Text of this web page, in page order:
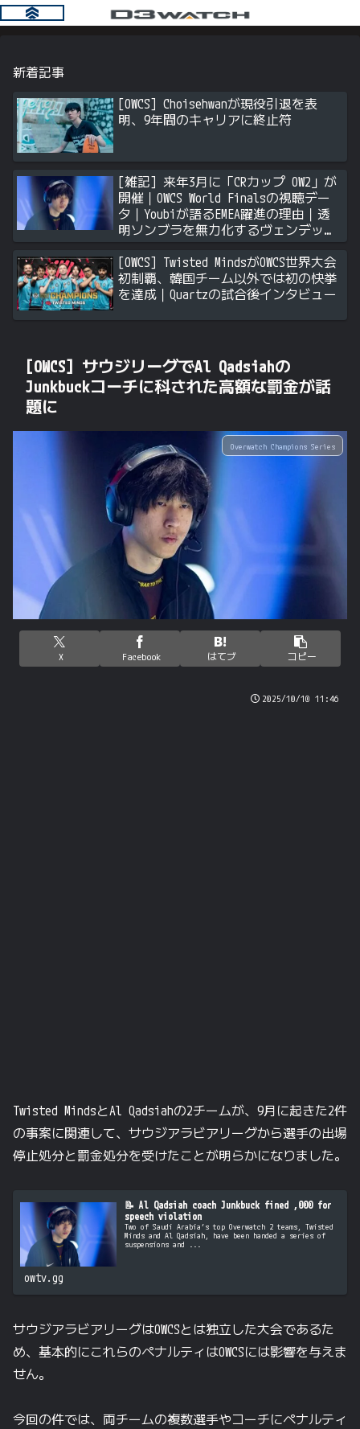
新着記事
[OWCS] Choisehwanが現役引退を表
明、9年間のキャリアに終止符
[雑記] 来年3月に「CRカップ OW2」が
開催｜OWCS World Finalsの視聴デー
タ｜Youbiが語るEMEA躍進の理由｜透
明ソンブラを無力化するヴェンデッタ
｜Stalk3rが久々のツィート ほか
[OWCS] Twisted MindsがOWCS世界大会
初制覇、韓国チーム以外では初の快挙
を達成｜Quartzの試合後インタビュー
[OWCS] サウジリーグでAl Qadsiahの
Junkbuckコーチに科された高額な罰金が話
題に
Overwatch Champions Series
X Facebook はてブ コピー
2025/10/10 11:46
Twisted MindsとAl Qadsiahの2チームが、9月に起きた2件
の事案に関連して、サウジアラビアリーグから選手の出場
停止処分と罰金処分を受けたことが明らかになりました。
📝 Al Qadsiah coach Junkbuck fined ,000 for
speech violation
Two of Saudi Arabia’s top Overwatch 2 teams, Twisted
Minds and Al Qadsiah, have been handed a series of
suspensions and ...
owtv.gg
サウジアラビアリーグはOWCSとは独立した大会であるた
め、基本的にこれらのペナルティはOWCSには影響を与えま
せん。
今回の件では、両チームの複数選手やコーチにペナルティ